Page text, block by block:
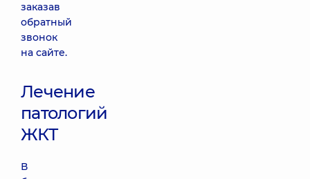
заказав
обратный
звонок
на сайте.
Лечение
патологий
ЖКТ
В